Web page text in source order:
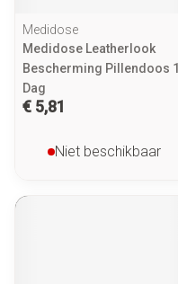
Medidose
Medidose Leatherlook
Bescherming Pillendoos 1
Dag
€ 5,81
Niet beschikbaar